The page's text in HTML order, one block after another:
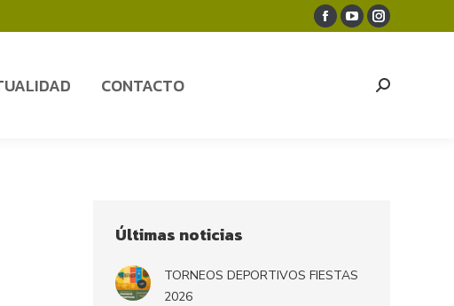
Facebook
YouTubeInstagram
in
CONTACTO Search:
Últimas noticias
TORNEOS DEPORTIVOS FIESTAS
2026
CONTACTO